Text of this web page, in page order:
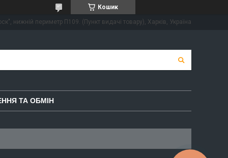
Кошик
нижній периметр П109. (Пункт видачі товару), Харків, Україна
ТА ОБМІН